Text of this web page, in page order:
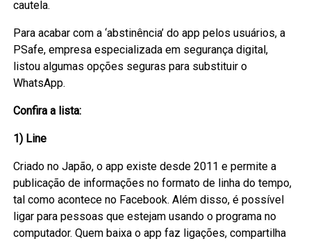
cautela.
Para acabar com a ‘abstinência’ do app pelos usuários, a
PSafe, empresa especializada em segurança digital,
listou algumas opções seguras para substituir o
WhatsApp.
Confira a lista:
1) Line
Criado no Japão, o app existe desde 2011 e permite a
publicação de informações no formato de linha do tempo,
tal como acontece no Facebook. Além disso, é possível
ligar para pessoas que estejam usando o programa no
computador. Quem baixa o app faz ligações, compartilha